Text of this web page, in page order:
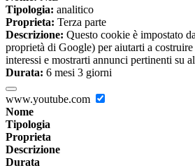
Tipologia: analitico
Proprieta: Terza parte
Descrizione: Questo cookie è impostato
proprietà di Google) per aiutarti a
interessi e mostrarti annunci pertinenti su
Durata: 6 mesi 3 giorni
www.youtube.com
Nome
Tipologia
Proprieta
Descrizione
Durata